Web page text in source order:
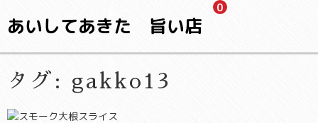
あいしてあきた 旨い店
0
タグ: gakko13